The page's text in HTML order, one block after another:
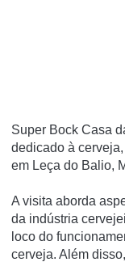
Super Bock Casa
dedicado à
em Leça do Balio,
A visita aborda
da indústria
loco do
cerveja. Além